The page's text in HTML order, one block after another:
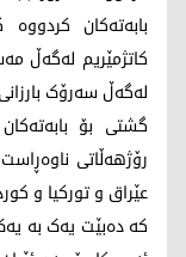
بابەتەکان
کاتژمێریم لەگەڵ
لەگەڵ سەرۆک
گشتی بۆ
رۆژهەڵاتی
عێراق و تورکیا و
کە دەبێت یەک بە